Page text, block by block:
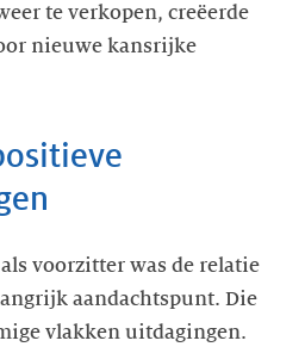
te verkopen, creëerde
nieuwe kansrijke
voorzitter was de relatie
aandachtspunt. Die
vlakken uitdagingen.